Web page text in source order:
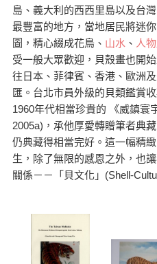
島、義大利的西西里島以及台
最豐富的地方，當地居民將迷
圖，精心綴成花鳥、 山水 、 人物
受一般大眾歡迎，貝殼畫也開
往日本、菲律賓、香港、歐洲
匯。台北市員外級的貝類鑑賞
1960年代相當珍貴的 《威鎮寰
2005a)，承他厚愛轉贈筆者典
仍典藏得相當完好。這一幅精
生，除了無限的感恩之外，也
關係－－「貝文化」(Shell-